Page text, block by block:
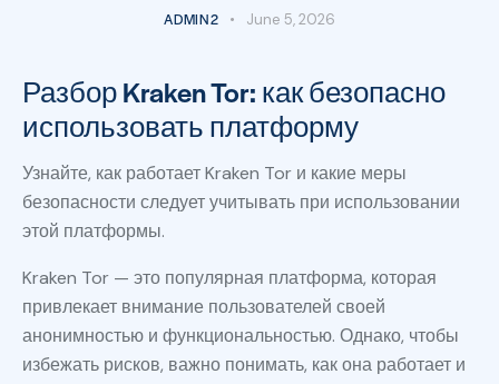
ADMIN2 June 5, 2026
Разбор Kraken Tor: как безопасно
использовать платформу
Узнайте, как работает Kraken Tor и какие меры
безопасности следует учитывать при использовании
этой платформы.
Kraken Tor — это популярная платформа, которая
привлекает внимание пользователей своей
анонимностью и функциональностью. Однако, чтобы
избежать рисков, важно понимать, как она работает и